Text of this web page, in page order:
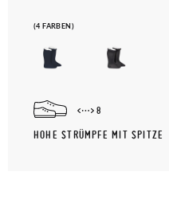
(4 FARBEN)
8
HOHE STRÜMPFE MIT SPITZE